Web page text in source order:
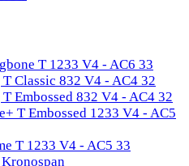
T 1233 V4 - AC6 33
Classic 832 V4 - AC4 32
Embossed 832 V4 - AC4 32
T Embossed 1233 V4 - AC5
T 1233 V4 - AC5 33